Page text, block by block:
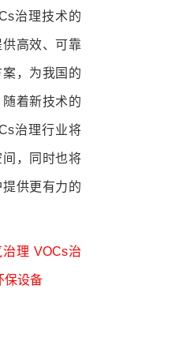
治理技术的
高效、可靠
，为我国的
着新技术的
治理行业将
，同时也将
供更有力的
理 VOCs治
保设备